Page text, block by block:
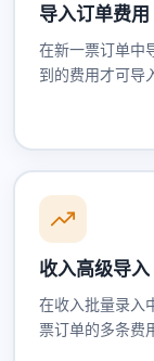
导入订单费用
在新一票订单中
到的费用才可导
收入高级导入
在收入批量录入
票订单的多条费